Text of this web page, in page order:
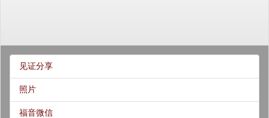
见证分享
照片
福音微信